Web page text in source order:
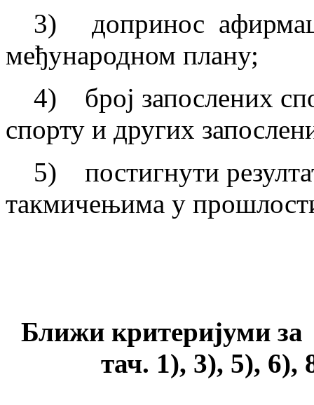
3) допринос
међународном плану;
4) број запослених
спорту и других
5) постигнути
такмичењима у
Ближи критеријуми
тач. 1), 3), 5), 6),